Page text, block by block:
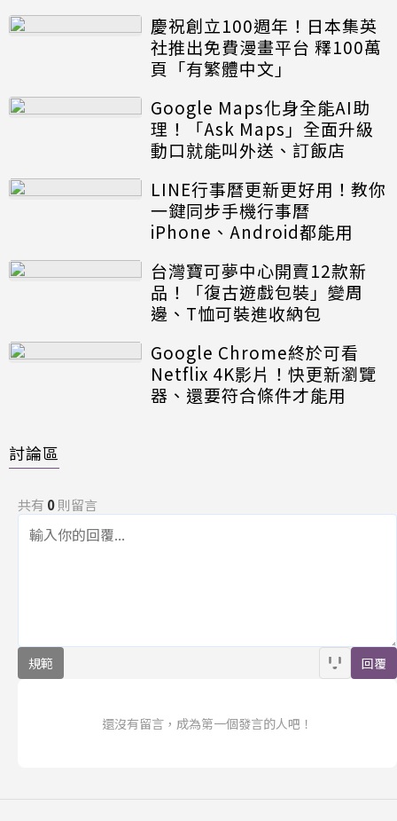
慶祝創立100週年！日本集英
社推出免費漫畫平台 釋100萬
頁「有繁體中文」
Google Maps化身全能AI助
理！「Ask Maps」全面升級
動口就能叫外送、訂飯店
LINE行事曆更新更好用！教你
一鍵同步手機行事曆
iPhone、Android都能用
台灣寶可夢中心開賣12款新
品！「復古遊戲包裝」變周
邊、T恤可裝進收納包
Google Chrome終於可看
Netflix 4K影片！快更新瀏覽
器、還要符合條件才能用
討論區
共有 0則留言
規範 回覆
還沒有留言，成為第一個發言的人吧！